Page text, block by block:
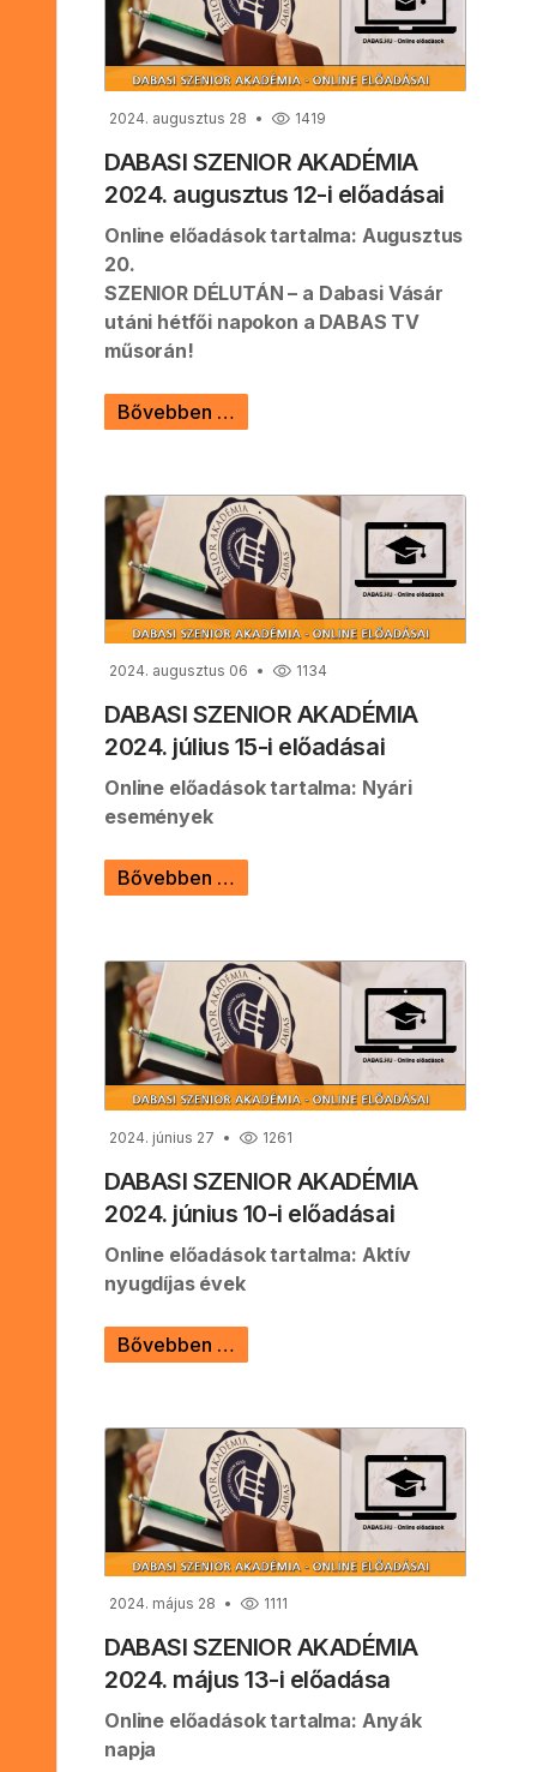
2024. augusztus 28 1419
DABASI SZENIOR AKADÉMIA
2024. augusztus 12-i előadásai
Online előadások tartalma: Augusztus
20.
SZENIOR DÉLUTÁN – a Dabasi Vásár
utáni hétfői napokon a DABAS TV
műsorán!
Bővebben …
2024. augusztus 06 1134
DABASI SZENIOR AKADÉMIA
2024. július 15-i előadásai
Online előadások tartalma: Nyári
események
Bővebben …
2024. június 27 1261
DABASI SZENIOR AKADÉMIA
2024. június 10-i előadásai
Online előadások tartalma: Aktív
nyugdíjas évek
Bővebben …
2024. május 28 1111
DABASI SZENIOR AKADÉMIA
2024. május 13-i előadása
Online előadások tartalma: Anyák
napja